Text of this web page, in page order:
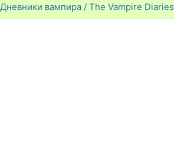
Дневники вампира / The Vampire Diaries